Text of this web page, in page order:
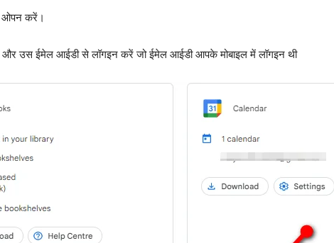
ओपन करें।
उस ईमेल आईडी से लॉगइन करें जो ईमेल आईडी आपके मोबाइल में लॉगइन थी